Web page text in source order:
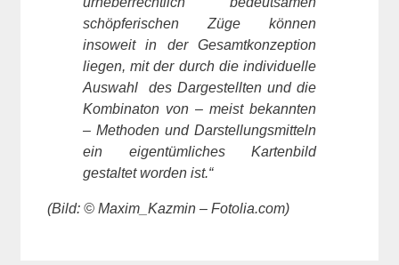
schöpferischen Züge können
insoweit in der Gesamtkonzeption
liegen, mit der durch die individuelle
Auswahl des Dargestellten und die
Kombinaton von – meist bekannten
– Methoden und Darstellungsmitteln
ein eigentümliches Kartenbild
gestaltet worden ist.“
(Bild: © Maxim_Kazmin – Fotolia.com)